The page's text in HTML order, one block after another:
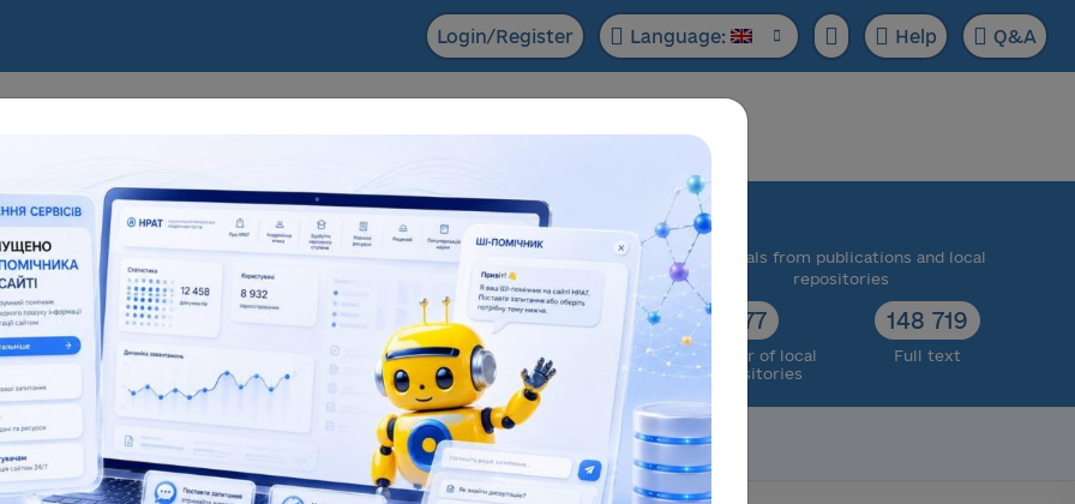
Login/Register Language: Help Q&A
ACADEMIC
The NRAT database:
in the field of scientific and
and technical activities
155
number
138 083
Full text
Dissertations for obtaining scientific
degrees and abstracts
181 945
Total number
173 174
Full text
Materials from publications and local
repositories
77
Number of local
repositories
148 719
Full text
resources Reviews Popularization of science Scientific data